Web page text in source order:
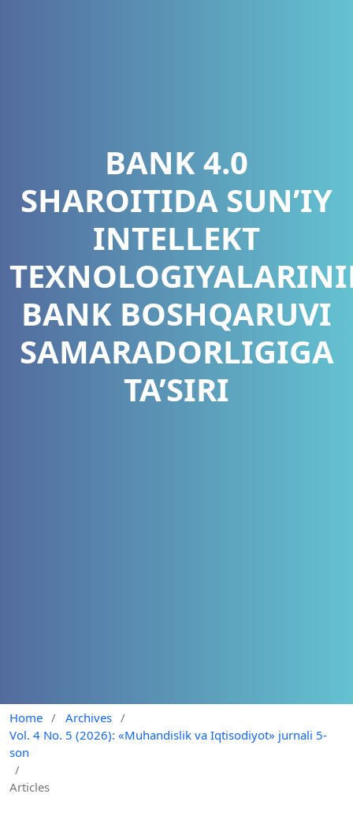
BANK 4.0
SHAROITIDA SUN’IY
INTELLEKT
BANK BOSHQARUVI
SAMARADORLIGIGA
TA’SIRI
Home / Archives /
Vol. 4 No. 5 (2026): «Muhandislik va Iqtisodiyot» jurnali 5-
son
/
Articles